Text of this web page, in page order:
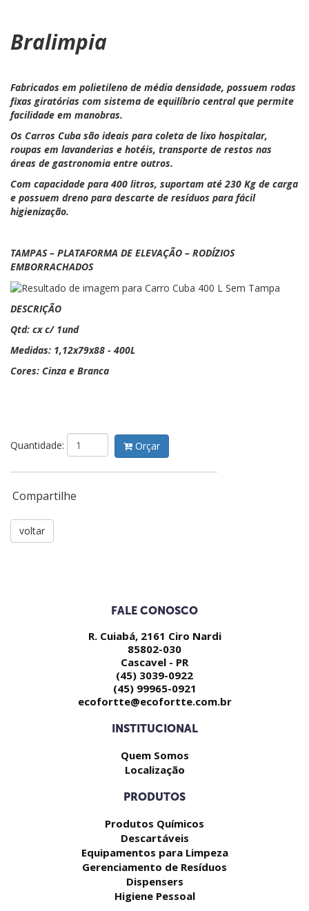
Bralimpia
Fabricados em polietileno de média densidade, possuem rodas
fixas giratórias com sistema de equilíbrio central que permite
facilidade em manobras.
Os Carros Cuba são ideais para coleta de lixo hospitalar,
roupas em lavanderias e hotéis, transporte de restos nas
áreas de gastronomia entre outros.
Com capacidade para 400 litros, suportam até 230 Kg de carga
e possuem dreno para descarte de resíduos para fácil
higienização.
TAMPAS – PLATAFORMA DE ELEVAÇÃO – RODÍZIOS
EMBORRACHADOS
DESCRIÇÃO
Qtd: cx c/ 1und
Medidas: 1,12x79x88 - 400L
Cores: Cinza e Branca
Quantidade: Orçar
Compartilhe
voltar
FALE CONOSCO
R. Cuiabá, 2161 Ciro Nardi
85802-030
Cascavel - PR
(45) 3039-0922
(45) 99965-0921
ecofortte@ecofortte.com.br
INSTITUCIONAL
Quem Somos
Localização
PRODUTOS
Produtos Químicos
Descartáveis
Equipamentos para Limpeza
Gerenciamento de Resíduos
Dispensers
Higiene Pessoal